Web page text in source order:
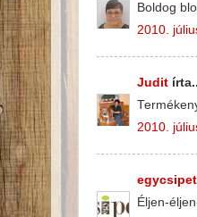
Boldog
2010.
Judit
2010.
egycsipet
Éljen-